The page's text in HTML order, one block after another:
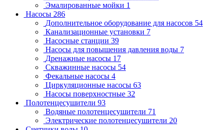
Эмалированные мойки 1
Насосы 286
Дополнительное оборудование для насосов 54
Канализационные установки 7
Насосные станции 39
Насосы для повышения давления воды 7
Дренажные насосы 17
Скважинные насосы 54
Фекальные насосы 4
Циркуляционные насосы 63
Насосы поверхностные 32
Полотенцесушители 93
Водяные полотенцесушители 71
Электрические полотенцесушители 20